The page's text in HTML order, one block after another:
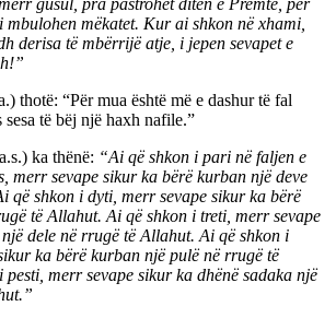
mëkatet. Kur ai shkon në xhami,
derisa të mbërrijë atje, i jepen sevapet e
thotë: “Për mua është më e dashur të fal
sesa të bëj një haxh nafile.”
ka thënë: “Ai që shkon i pari në faljen e
merr sevape sikur ka bërë kurban një deve
që shkon i dyti, merr sevape sikur ka bërë
të Allahut. Ai që shkon i treti, merr sevape
dele në rrugë të Allahut. Ai që shkon i
ka bërë kurban një pulë në rrugë të
merr sevape sikur ka dhënë sadaka një